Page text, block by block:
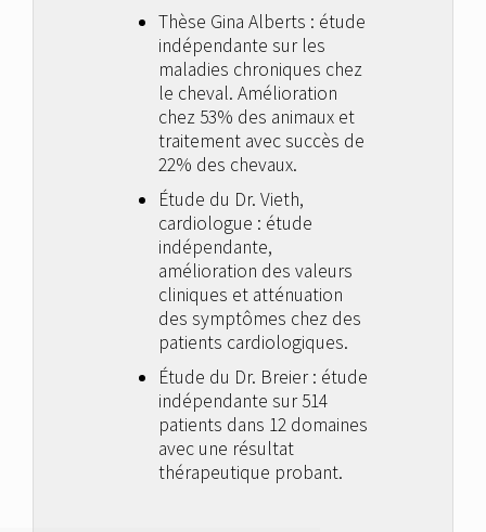
Thèse Gina Alberts : étude
indépendante sur les
maladies chroniques chez
le cheval. Amélioration
chez 53% des animaux et
traitement avec succès de
22% des chevaux.
Étude du Dr. Vieth,
cardiologue : étude
indépendante,
amélioration des valeurs
cliniques et atténuation
des symptômes chez des
patients cardiologiques.
Étude du Dr. Breier : étude
indépendante sur 514
patients dans 12 domaines
avec une résultat
thérapeutique probant.